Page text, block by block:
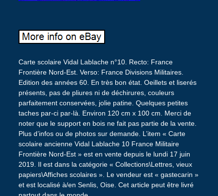
Carte scolaire Vidal Lablache n°10. Recto: France
Frontière Nord-Est. Verso: France Divisions Militaires.
Edition des années 60. En très bon état. Oeillets et liserés
présents, pas de pliures ni de déchirures, couleurs
parfaitement conservées, jolie patine. Quelques petites
taches par-ci par-là. Environ 120 cm x 100 cm. Merci de
noter que le support en bois ne fait pas partie de la vente.
Plus d’infos ou de photos sur demande. L’item « Carte
scolaire ancienne Vidal Lablache 10 France Militaire
Frontière Nord-Est » est en vente depuis le lundi 17 juin
2019. Il est dans la catégorie « Collections\Lettres, vieux
papiers\Affiches scolaires ». Le vendeur est « gastecarin »
et est localisé à/en Senlis, Oise. Cet article peut être livré